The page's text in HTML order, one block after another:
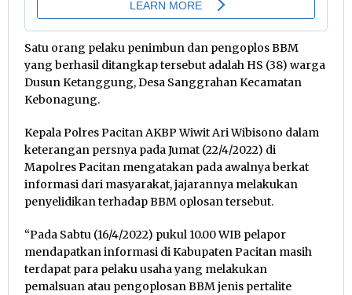
Satu orang pelaku penimbun dan pengoplos BBM
yang berhasil ditangkap tersebut adalah HS (38) warga
Dusun Ketanggung, Desa Sanggrahan Kecamatan
Kebonagung.
Kepala Polres Pacitan AKBP Wiwit Ari Wibisono dalam
keterangan persnya pada Jumat (22/4/2022) di
Mapolres Pacitan mengatakan pada awalnya berkat
informasi dari masyarakat, jajarannya melakukan
penyelidikan terhadap BBM oplosan tersebut.
“Pada Sabtu (16/4/2022) pukul 10.00 WIB pelapor
mendapatkan informasi di Kabupaten Pacitan masih
terdapat para pelaku usaha yang melakukan
pemalsuan atau pengoplosan BBM jenis pertalite